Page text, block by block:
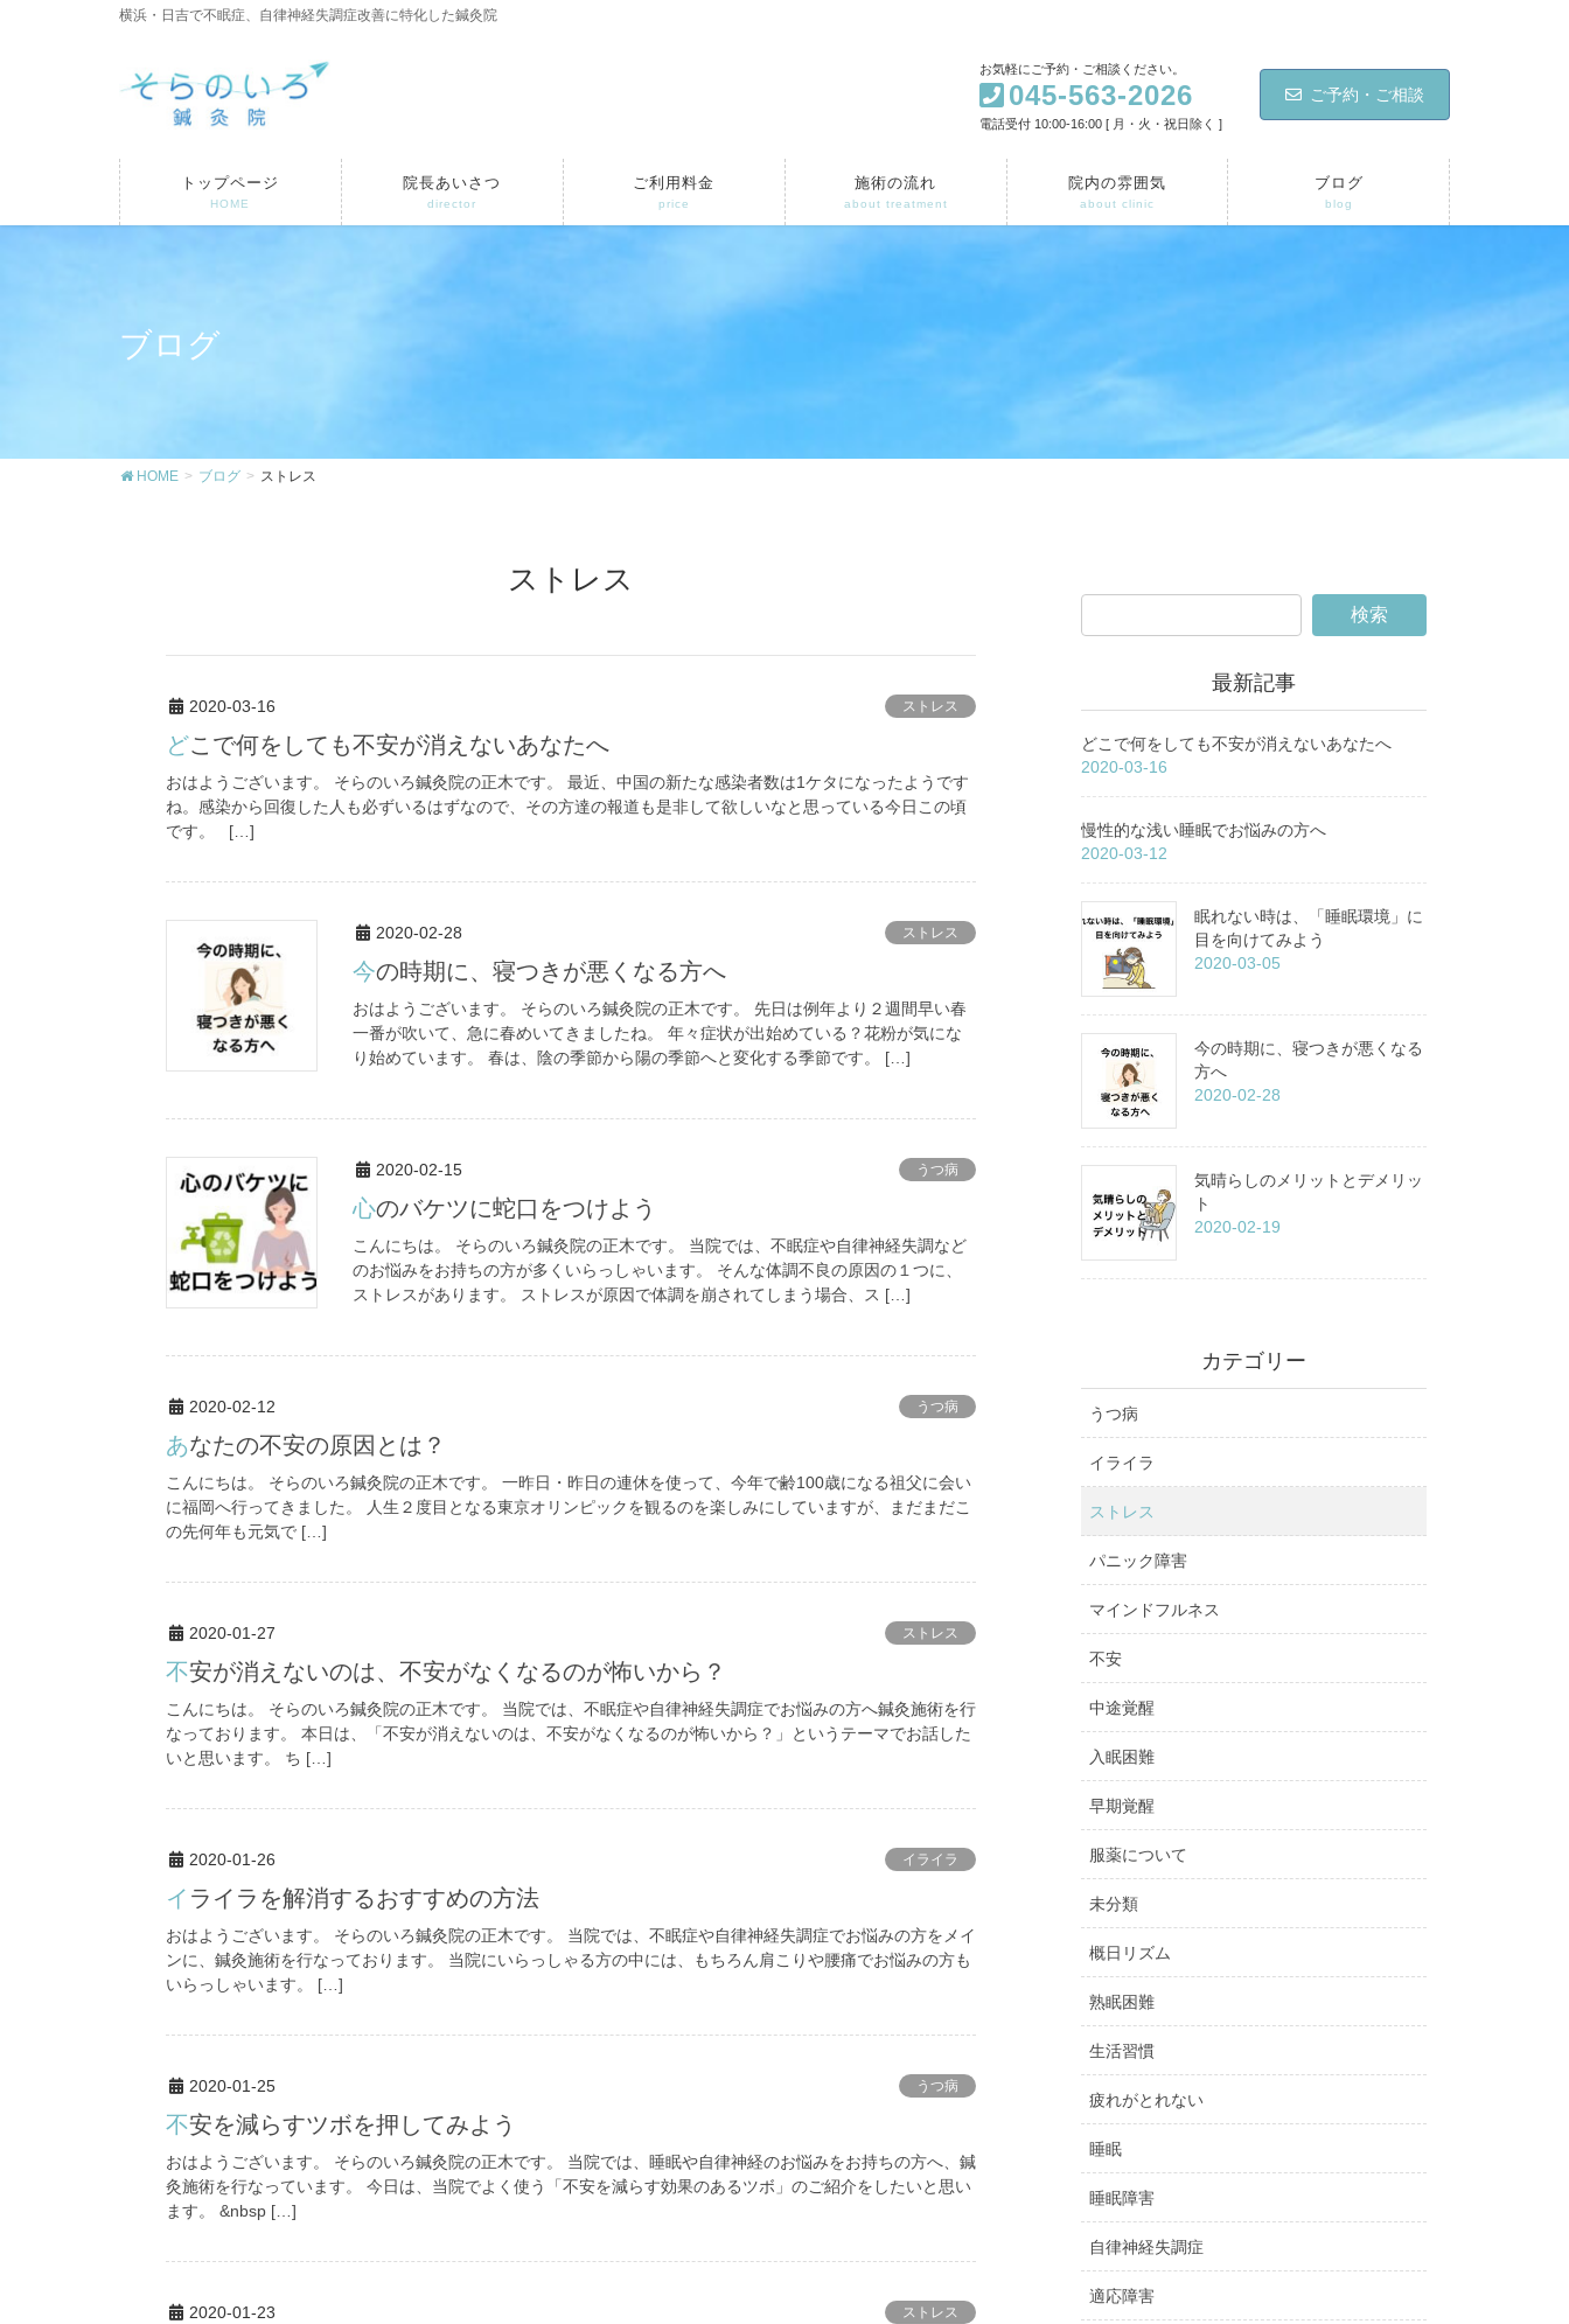
横浜・日吉で不眠症、自律神経失調症改善に特化した鍼灸院
お気軽にご予約・ご相談ください。
045-563-2026
電話受付 10:00-16:00 [ 月・火・祝日除く ]
ご予約・ご相談
トップページ
HOME
院長あいさつ
director
ご利用料金
price
施術の流れ
about treatment
院内の雰囲気
about clinic
ブログ
blog
ブログ
HOME ブログ ストレス
ストレス
2020-03-16 ストレス
どこで何をしても不安が消えないあなたへ
おはようございます。 そらのいろ鍼灸院の正木です。 最近、中国の新たな感染者数は1ケタになったようです
ね。感染から回復した人も必ずいるはずなので、その方達の報道も是非して欲しいなと思っている今日この頃
です。 […]
2020-02-28 ストレス
今の時期に、寝つきが悪くなる方へ
おはようございます。 そらのいろ鍼灸院の正木です。 先日は例年より２週間早い春
一番が吹いて、急に春めいてきましたね。 年々症状が出始めている？花粉が気にな
り始めています。 春は、陰の季節から陽の季節へと変化する季節です。 […]
2020-02-15 うつ病
心のバケツに蛇口をつけよう
こんにちは。 そらのいろ鍼灸院の正木です。 当院では、不眠症や自律神経失調など
のお悩みをお持ちの方が多くいらっしゃいます。 そんな体調不良の原因の１つに、
ストレスがあります。 ストレスが原因で体調を崩されてしまう場合、ス […]
2020-02-12 うつ病
あなたの不安の原因とは？
こんにちは。 そらのいろ鍼灸院の正木です。 一昨日・昨日の連休を使って、今年で齢100歳になる祖父に会い
に福岡へ行ってきました。 人生２度目となる東京オリンピックを観るのを楽しみにしていますが、まだまだこ
の先何年も元気で […]
2020-01-27 ストレス
不安が消えないのは、不安がなくなるのが怖いから？
こんにちは。 そらのいろ鍼灸院の正木です。 当院では、不眠症や自律神経失調症でお悩みの方へ鍼灸施術を行
なっております。 本日は、「不安が消えないのは、不安がなくなるのが怖いから？」というテーマでお話した
いと思います。 ち […]
2020-01-26 イライラ
イライラを解消するおすすめの方法
おはようございます。 そらのいろ鍼灸院の正木です。 当院では、不眠症や自律神経失調症でお悩みの方をメイ
ンに、鍼灸施術を行なっております。 当院にいらっしゃる方の中には、もちろん肩こりや腰痛でお悩みの方も
いらっしゃいます。 […]
2020-01-25 うつ病
不安を減らすツボを押してみよう
おはようございます。 そらのいろ鍼灸院の正木です。 当院では、睡眠や自律神経のお悩みをお持ちの方へ、鍼
灸施術を行なっています。 今日は、当院でよく使う「不安を減らす効果のあるツボ」のご紹介をしたいと思い
ます。 &nbsp […]
2020-01-23 ストレス
最新記事
どこで何をしても不安が消えないあなたへ
2020-03-16
慢性的な浅い睡眠でお悩みの方へ
2020-03-12
眠れない時は、「睡眠環境」に
目を向けてみよう
2020-03-05
今の時期に、寝つきが悪くなる
方へ
2020-02-28
気晴らしのメリットとデメリッ
ト
2020-02-19
カテゴリー
うつ病
イライラ
ストレス
パニック障害
マインドフルネス
不安
中途覚醒
入眠困難
早期覚醒
服薬について
未分類
概日リズム
熟眠困難
生活習慣
疲れがとれない
睡眠
睡眠障害
自律神経失調症
適応障害